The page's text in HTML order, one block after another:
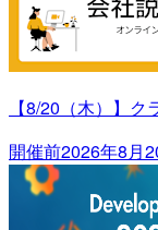
【8/20（木）】
開催前2026年8月